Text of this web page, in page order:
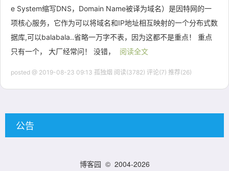
e System缩写DNS，Domain Name被译为域名）是因特网的一
项核心服务，它作为可以将域名和IP地址相互映射的一个分布式数
据库,可以balabala..省略一万字不表，因为这都不是重点！ 重点
只有一个， 大厂经常问！ 没错，
阅读全文
posted @ 2019-08-23 09:13 孤独烟 阅读(3782) 评论(7) 推荐(26)
公告
博客园 © 2004-2026